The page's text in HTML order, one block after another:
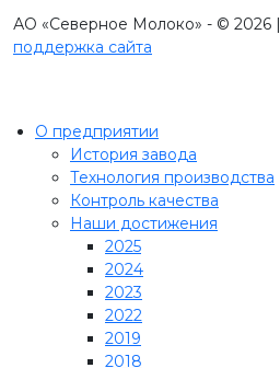
АО «Северное Молоко» - © 2026 |
поддержка сайта
О предприятии
История завода
Технология производства
Контроль качества
Наши достижения
2025
2024
2023
2022
2019
2018